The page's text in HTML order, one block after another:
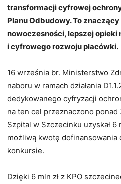
transformacji cyfrowej
Planu Odbudowy. To
nowoczesności, lepszej opieki
i cyfrowego rozwoju placówki.
16 września br. Ministerstwo
naboru w ramach działania
dedykowanego cyfryzacji
na ten cel przeznaczono ponad
Szpital w Szczecinku uzyskał 6
możliwą kwotę dofinansowania
konkursie.
Dzięki 6 mln zł z KPO